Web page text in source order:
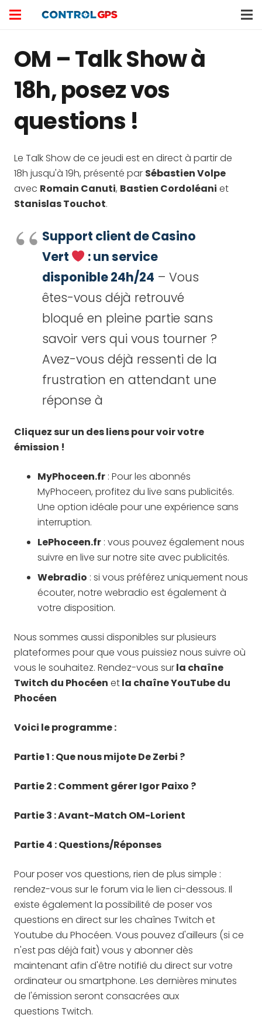
OM – Talk Show à
18h, posez vos
questions !
Le Talk Show de ce jeudi est en direct à partir de
18h jusqu'à 19h, présenté par Sébastien Volpe
avec Romain Canuti, Bastien Cordoléani et
Stanislas Touchot.
Support client de Casino
Vert
: un service
disponible 24h/24 – Vous
êtes-vous déjà retrouvé
bloqué en pleine partie sans
savoir vers qui vous tourner ?
Avez-vous déjà ressenti de la
frustration en attendant une
réponse à
Cliquez sur un des liens pour voir votre
émission !
MyPhoceen.fr : Pour les abonnés
MyPhoceen, profitez du live sans publicités.
Une option idéale pour une expérience sans
interruption.
LePhoceen.fr : vous pouvez également nous
suivre en live sur notre site avec publicités.
Webradio : si vous préférez uniquement nous
écouter, notre webradio est également à
votre disposition.
Nous sommes aussi disponibles sur plusieurs
plateformes pour que vous puissiez nous suivre où
vous le souhaitez. Rendez-vous surla chaîne
Twitch du Phocéen etla chaîne YouTube du
Phocéen
Voici le programme :
Partie 1 : Que nous mijote De Zerbi ?
Partie 2 : Comment gérer Igor Paixo ?
Partie 3 : Avant-Match OM-Lorient
Partie 4 :Questions/Réponses
Pour poser vos questions, rien de plus simple :
rendez-vous sur le forum via le lien ci-dessous. Il
existe également la possibilité de poser vos
questions en direct sur les chaînes Twitch et
Youtube du Phocéen. Vous pouvez d'ailleurs (si ce
n'est pas déjà fait) vous y abonner dès
maintenant afin d'être notifié du direct sur votre
ordinateur ou smartphone. Les dernières minutes
de l'émission seront consacrées aux
questions Twitch.